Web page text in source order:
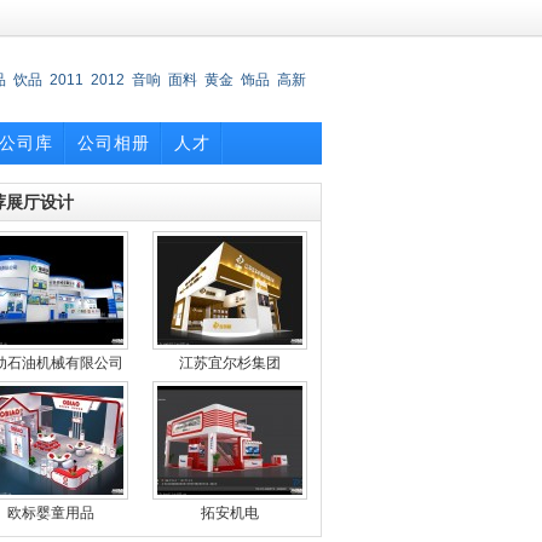
饮品 2011 2012 音响 面料 黄金 饰品 高新
公司库 公司相册 人才
展厅设计
石油机械有限公司 江苏宜尔杉集团
欧标婴童用品 拓安机电